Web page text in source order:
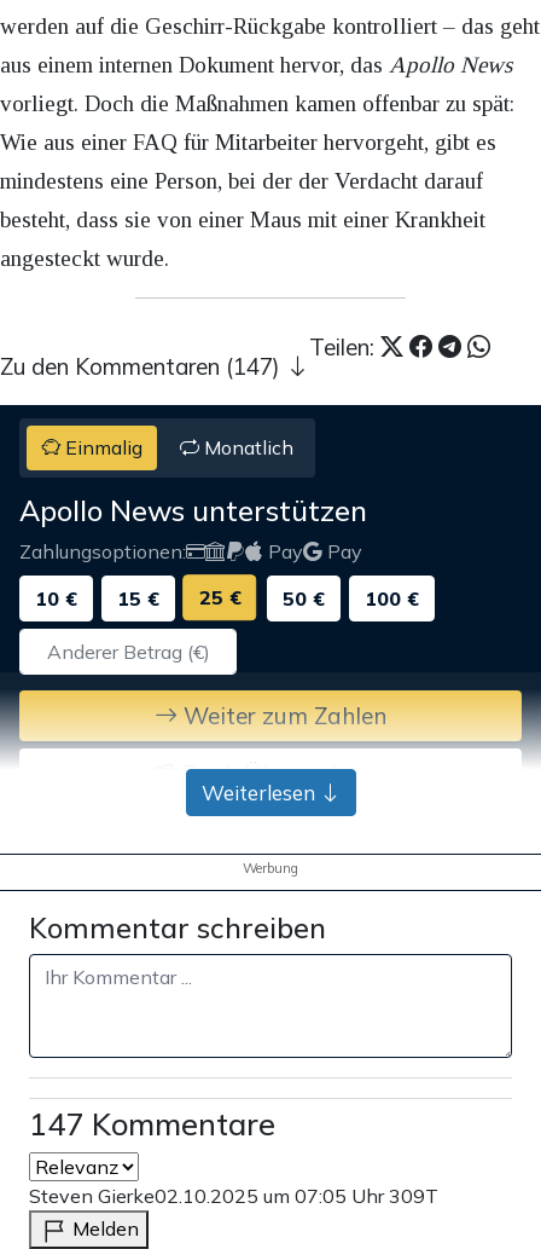
werden auf die Geschirr-Rückgabe kontrolliert – das geht
aus einem internen Dokument hervor, das Apollo News
vorliegt. Doch die Maßnahmen kamen offenbar zu spät:
Wie aus einer FAQ für Mitarbeiter hervorgeht, gibt es
mindestens eine Person, bei der der Verdacht darauf
besteht, dass sie von einer Maus mit einer Krankheit
angesteckt wurde.
Teilen:
Zu den Kommentaren (147)
Einmalig Monatlich
Apollo News unterstützen
Zahlungsoptionen: Pay
Pay
10 €
15 € 25 € 50 € 100 €
Weiter zum Zahlen
Bank-Überweisung
Weiterlesen
Werbung
Kommentar schreiben
147 Kommentare
Steven Gierke02.10.2025 um 07:05 Uhr309T
Melden